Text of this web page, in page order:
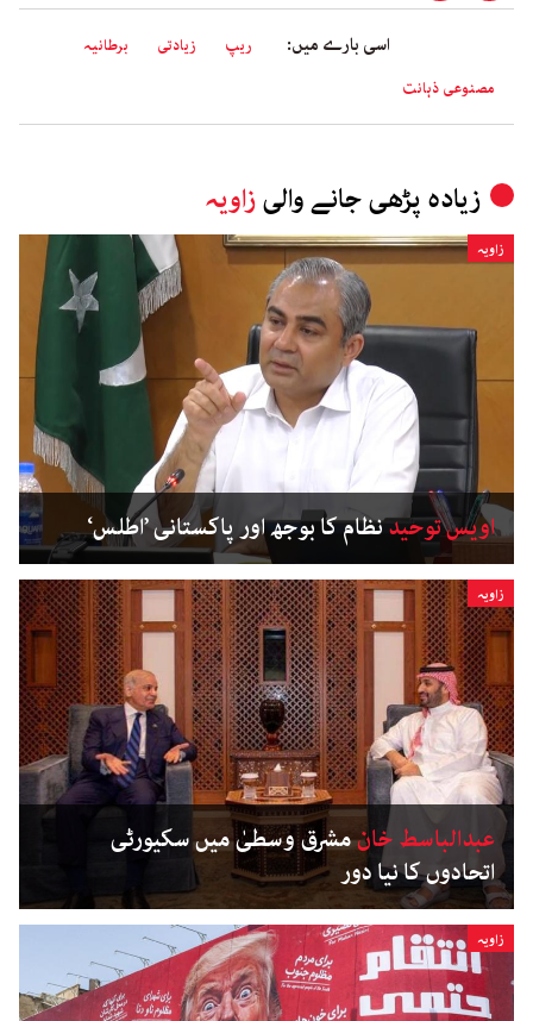
اسی بارے میں: ریپ زیادتی
برطانیہ
مصنوعی ذہانت
زیادہ پڑھی جانے والیزاویہ
زاویہ
اویس توحیدنظام کا بوجھ اور پاکستانی ’اطلس‘
زاویہ
عبدالباسط خانمشرق وسطیٰ میں سکیورٹی
اتحادوں کا نیا دور
زاویہ